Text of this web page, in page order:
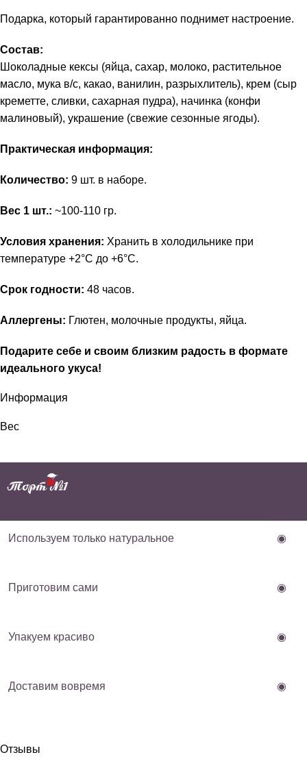
Подарка, который гарантированно поднимет настроение.
Состав:
Шоколадные кексы (яйца, сахар, молоко, растительное
масло, мука в/с, какао, ванилин, разрыхлитель), крем (сыр
креметте, сливки, сахарная пудра), начинка (конфи
малиновый), украшение (свежие сезонные ягоды).
Практическая информация:
Количество: 9 шт. в наборе.
Вес 1 шт.: ~100-110 гр.
Условия хранения: Хранить в холодильнике при
температуре +2°C до +6°C.
Срок годности: 48 часов.
Аллергены: Глютен, молочные продукты, яйца.
Подарите себе и своим близким радость в формате
идеального укуса!
Информация
Вес
Используем только натуральное ◉
Приготовим сами ◉
Упакуем красиво ◉
Доставим вовремя ◉
Отзывы